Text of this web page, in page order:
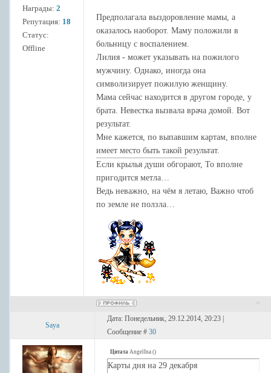
Награды: 2
Репутация: 18
Статус:
Offline
продолжаться благодаря мудрости и
некоторой хитрости, что только укрепит
эти отношения и принесет свои плоды
(Дерево)
Но Змея, Дерево могут говорить и о
здоровье. Например, выздоровление
мамы...
Предполагала выздоровление мамы, а
оказалось наоборот. Маму положили в
больницу с воспалением.
Лилия - может указывать на пожилого
мужчину. Однако, иногда она
символизирует пожилую женщину.
Мама сейчас находится в другом городе, у
брата. Невестка вызвала врача домой. Вот
результат.
Мне кажется, по выпавшим картам, вполне
имеет место быть такой результат.
Если крылья души обгорают, То вполне
пригодится метла…
Ведь неважно, на чём я летаю, Важно чтоб
по земле не ползла…
Saya
Дата: Понедельник, 29.12.2014, 20:23 |
Сообщение # 30
Цитата AngelIna ()
Карты дня на 29 декабря